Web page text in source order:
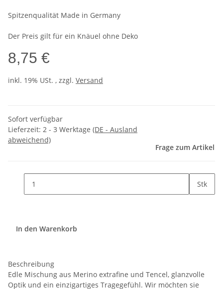
Spitzenqualität Made in Germany
Der Preis gilt für ein Knäuel ohne Deko
8,75 €
inkl. 19% USt. , zzgl. Versand
Sofort verfügbar
Lieferzeit: 2 - 3 Werktage (DE - Ausland
abweichend)
Frage zum Artikel
Stk
In den Warenkorb
Beschreibung
Edle Mischung aus Merino extrafine und Tencel, glanzvolle
Optik und ein einzigartiges Tragegefühl. Wir möchten sie